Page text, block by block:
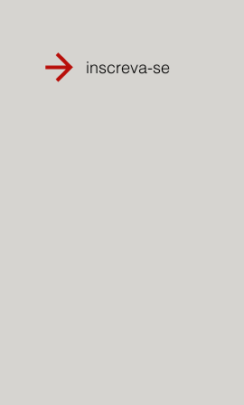
inscreva-se